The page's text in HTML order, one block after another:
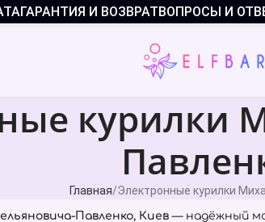
ГАРАНТИЯ И ВОЗВРАТВОПРОСЫ И
курилки
Главная Электронные курилки
Павленко, Киев — надёжный